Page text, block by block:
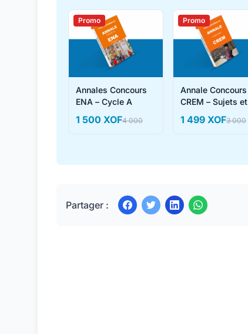
Promo
Annales Concours
ENA – Cycle A
1 500 XOF4 000
Promo
Annale Concours
CREM – Sujets et
1 499 XOF3 000
Partager :